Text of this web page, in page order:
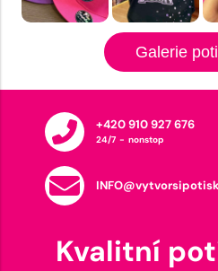
Galerie
+420 910 927 676
24/7 - nonstop
Kvalitní